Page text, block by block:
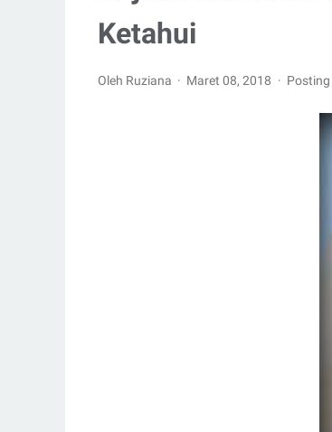
Ketahui
Oleh Ruziana Maret 08, 2018